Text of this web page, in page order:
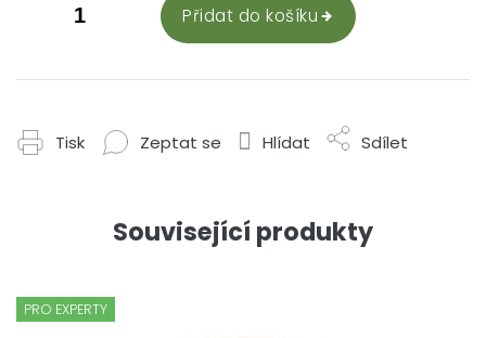
Přidat do košíku
Tisk Zeptat se Hlídat Sdílet
Související produkty
PRO EXPERTY